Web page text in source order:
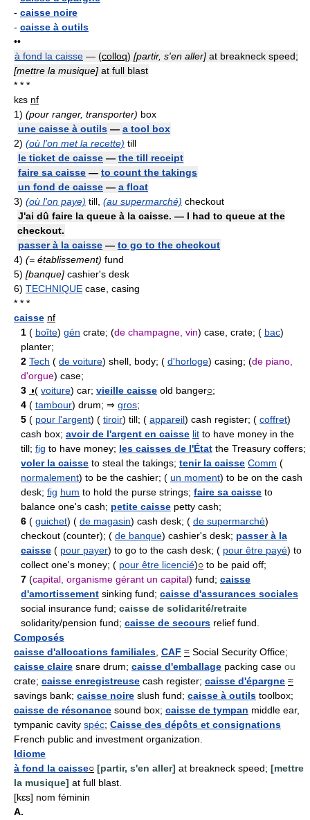
- caisse noire
- caisse à outils
••
à fond la caisse — (colloq) [partir, s'en aller] at breakneck speed;
[mettre la musique] at full blast
* * *
kɛs nf
1) (pour ranger, transporter) box
une caisse à outils — a tool box
2) (où l'on met la recette) till
le ticket de caisse — the till receipt
faire sa caisse — to count the takings
un fond de caisse — a float
3) (où l'on paye) till, (au supermarché) checkout
J'ai dû faire la queue à la caisse. — I had to queue at the
checkout.
passer à la caisse — to go to the checkout
4) (= établissement) fund
5) [banque] cashier's desk
6) TECHNIQUE case, casing
* * *
caisse nf
1 ( boîte) gén crate; (de champagne, vin) case, crate; ( bac)
planter;
2 Tech ( de voiture) shell, body; ( d'horloge) casing; (de piano,
d'orgue) case;
3 ◑( voiture) car; vieille caisse old banger○;
4 ( tambour) drum; ⇒ gros;
5 ( pour l'argent) ( tiroir) till; ( appareil) cash register; ( coffret)
cash box; avoir de l'argent en caisse lit to have money in the
till; fig to have money; les caisses de l'État the Treasury coffers;
voler la caisse to steal the takings; tenir la caisse Comm (
normalement) to be the cashier; ( un moment) to be on the cash
desk; fig hum to hold the purse strings; faire sa caisse to
balance one's cash; petite caisse petty cash;
6 ( guichet) ( de magasin) cash desk; ( de supermarché)
checkout (counter); ( de banque) cashier's desk; passer à la
caisse ( pour payer) to go to the cash desk; ( pour être payé) to
collect one's money; ( pour être licencié)○ to be paid off;
7 (capital, organisme gérant un capital) fund; caisse
d'amortissement sinking fund; caisse d'assurances sociales
social insurance fund; caisse de solidarité/retraite
solidarity/pension fund; caisse de secours relief fund.
Composés
caisse d'allocations familiales CAF ≈ Social Security Office;
caisse claire snare drum; caisse d'emballage packing case ou
crate; caisse enregistreuse cash register; caisse d'épargne ≈
savings bank; caisse noire slush fund; caisse à outils toolbox;
caisse de résonance sound box; caisse de tympan middle ear,
tympanic cavity spéc; Caisse des dépôts et consignations
French public and investment organization.
Idiome
à fond la caisse○ [partir, s'en aller] at breakneck speed; [mettre
la musique] at full blast.
[kɛs] nom féminin
A.